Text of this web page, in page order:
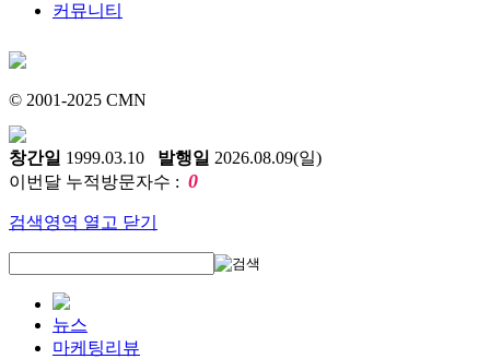
커뮤니티
© 2001-2025 CMN
창간일 1999.03.10 발행일 2026.08.09(일)
이번달 누적방문자수 : 0
검색영역 열고 닫기
뉴스
마케팅리뷰